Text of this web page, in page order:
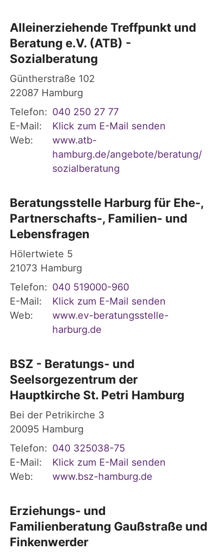
Alleinerziehende Treffpunkt und
Beratung e.V. (ATB) -
Sozialberatung
Güntherstraße 102
22087 Hamburg
Telefon: 040 250 27 77
E-Mail:
Klick zum E-Mail senden
Web:
www.atb-
hamburg.de/angebote/beratung/
sozialberatung
Beratungsstelle Harburg für Ehe-,
Partnerschafts-, Familien- und
Lebensfragen
Hölertwiete 5
21073 Hamburg
Telefon: 040 519000-960
E-Mail:
Klick zum E-Mail senden
Web:
www.ev-beratungsstelle-
harburg.de
BSZ - Beratungs- und
Seelsorgezentrum der
Hauptkirche St. Petri Hamburg
Bei der Petrikirche 3
20095 Hamburg
Telefon: 040 325038-75
E-Mail:
Klick zum E-Mail senden
Web:
www.bsz-hamburg.de
Erziehungs- und
Familienberatung Gaußstraße und
Finkenwerder